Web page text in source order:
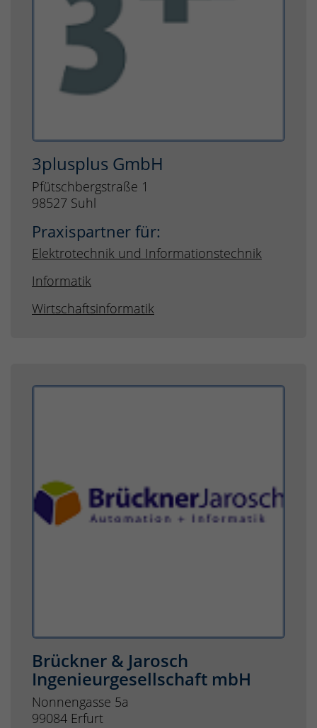
3plusplus GmbH
Pfütschbergstraße 1
98527 Suhl
Praxispartner für:
Elektrotechnik und Informationstechnik
Informatik
Wirtschaftsinformatik
Brückner & Jarosch
Ingenieurgesellschaft mbH
Nonnengasse 5a
99084 Erfurt